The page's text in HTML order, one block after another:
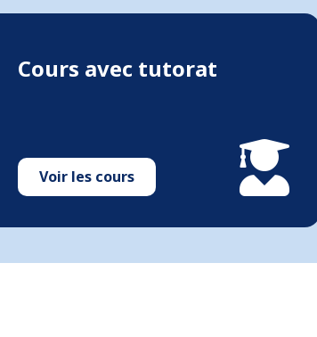
Cours avec tutorat
Voir les cours